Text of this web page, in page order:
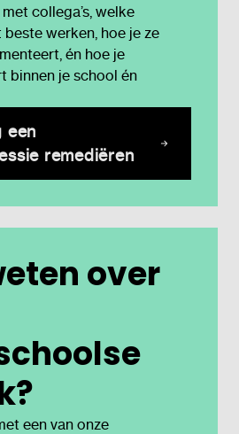
collega’s, welke
beste werken, hoe je ze
én hoe je
binnen je school én
een
remediëren
over
een van onze